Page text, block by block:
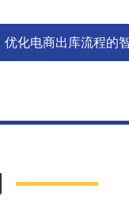
优化电商出库流程的